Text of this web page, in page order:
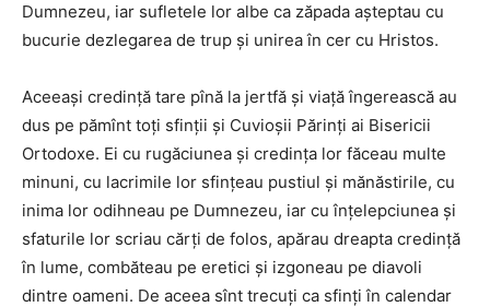
Dumnezeu, iar sufletele lor albe ca zăpada aşteptau cu
bucurie dezlegarea de trup şi unirea în cer cu Hristos.
Aceeaşi credinţă tare pînă la jertfă şi viaţă îngerească au
dus pe pămînt toţi sfinţii şi Cuvioşii Părinţi ai Bisericii
Ortodoxe. Ei cu rugăciunea şi credinţa lor făceau multe
minuni, cu lacrimile lor sfinţeau pustiul şi mănăstirile, cu
inima lor odihneau pe Dumnezeu, iar cu înţelepciunea şi
sfaturile lor scriau cărţi de folos, apărau dreapta credinţă
în lume, combăteau pe eretici şi izgoneau pe diavoli
dintre oameni. De aceea sînt trecuţi ca sfinţi în calendar